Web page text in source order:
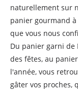
naturellement sur
panier gourmand
que vous nous
Du panier garni
des fêtes, au
l'année, vous
gâter vos proches,